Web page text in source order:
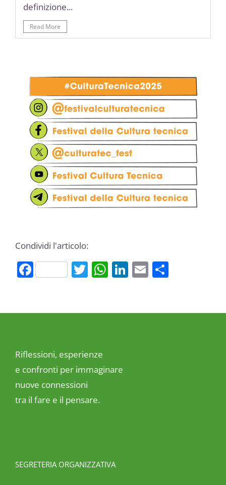
definizione...
Read More
Condividi l'articolo:
FacebookTwitter
WhatsApp
LinkedIn
Email
Riflessioni, esperienze
e confronti per immaginare
nuove connessioni
tra il fare e il pensare.
SEGRETERIA ORGANIZZATIVA